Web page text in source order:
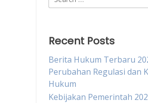
for:
Recent Posts
Berita Hukum Terbaru
Perubahan Regulasi dan
Hukum
Kebijakan Pemerintah